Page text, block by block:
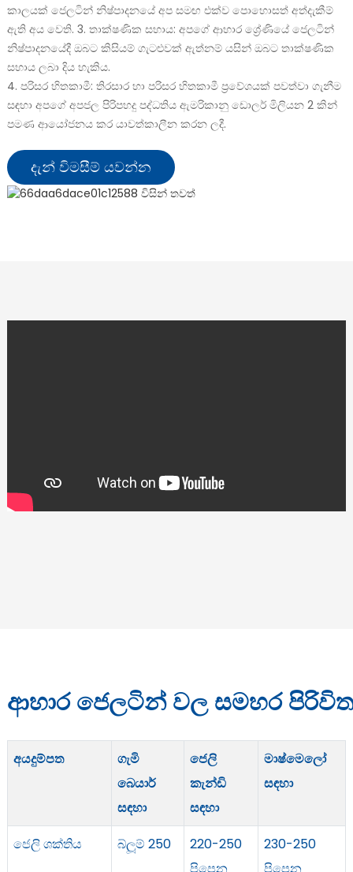
කාලයක් ජෙලටින් නිෂ්පාදනයේ අප සමඟ එක්ව පොහොසත් අත්දැකීම්
ඇති අය වෙති. 3. තාක්ෂණික සහාය: අපගේ ආහාර ශ්‍රේණියේ ජෙලටින්
නිෂ්පාදනයේදී ඔබට කිසියම් ගැටළුවක් ඇත්නම් යසින් ඔබට තාක්ෂණික
සහාය ලබා දිය හැකිය.
4. පරිසර හිතකාමී: තිරසාර හා පරිසර හිතකාමී ප්‍රවේශයක් පවත්වා ගැනීම
සඳහා අපගේ අපජල පිරිපහදු පද්ධතිය ඇමරිකානු ඩොලර් මිලියන 2 කින්
පමණ ආයෝජනය කර යාවත්කාලීන කරන ලදී.
දැන් විමසීම් යවන්න
ආහාර ජෙලටින් වල සමහර
අයදුම්පත
ගැමි
බෙයාර්
සඳහා
ජෙලි
කැන්ඩි
සඳහා
මාෂ්මෙලෝ
සඳහා
ජෙලි ශක්තිය බ්ලූම් 250
220-250
පිපෙන
230-250
පිපෙන